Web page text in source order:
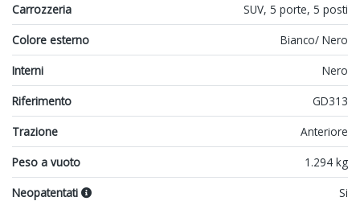
Carrozzeria
SUV, 5 porte, 5 posti
Colore esterno
Bianco/ Nero
Interni
Nero
Riferimento
GD313
Trazione
Anteriore
Peso a vuoto
1.294 kg
Neopatentati
Si